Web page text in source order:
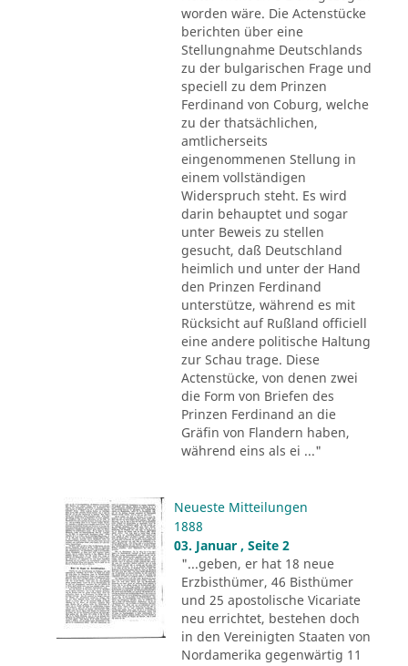
worden wäre. Die Actenstücke
berichten über eine
Stellungnahme Deutschlands
zu der bulgarischen Frage und
speciell zu dem Prinzen
Ferdinand von Coburg, welche
zu der thatsächlichen,
amtlicherseits
eingenommenen Stellung in
einem vollständigen
Widerspruch steht. Es wird
darin behauptet und sogar
unter Beweis zu stellen
gesucht, daß Deutschland
heimlich und unter der Hand
den Prinzen Ferdinand
unterstütze, während es mit
Rücksicht auf Rußland officiell
eine andere politische Haltung
zur Schau trage. Diese
Actenstücke, von denen zwei
die Form von Briefen des
Prinzen Ferdinand an die
Gräfin von Flandern haben,
während eins als ei ..."
Neueste Mitteilungen
1888
03. Januar , Seite 2
"...geben, er hat 18 neue
Erzbisthümer, 46 Bisthümer
und 25 apostolische Vicariate
neu errichtet, bestehen doch
in den Vereinigten Staaten von
Nordamerika gegenwärtig 11